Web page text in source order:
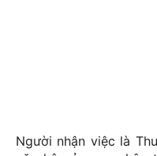
Người nhận việc là